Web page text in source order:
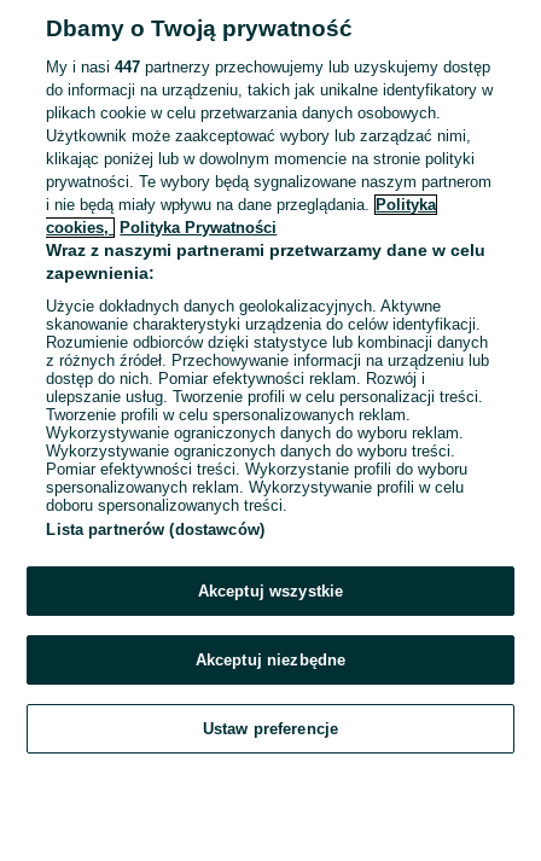
Zemborzyce Wojciechowskie
22 lipca 2026
Nawóz Trawnikowy Barenbrug
BARFERTILE UNIVERSAL -
Letni 20kg
425 zł
446 zł z Pakietem Ochronnym
Zemborzyce Wojciechowskie
22 lipca 2026
1 2 3 ... 6
Zadzwoń / SMS
Szukaj Obserwujesz Dodaj Czat Konto
Dbamy o Twoją prywatność
My i nasi447 partnerzy przechowujemy lub uzyskujemy dostęp
do informacji na urządzeniu, takich jak unikalne identyfikatory w
plikach cookie w celu przetwarzania danych osobowych.
Użytkownik może zaakceptować wybory lub zarządzać nimi,
klikając poniżej lub w dowolnym momencie na stronie polityki
prywatności. Te wybory będą sygnalizowane naszym partnerom
i nie będą miały wpływu na dane przeglądania. Polityka
cookies,
Polityka Prywatności
Wraz z naszymi partnerami przetwarzamy dane w celu
zapewnienia:
Użycie dokładnych danych geolokalizacyjnych. Aktywne
skanowanie charakterystyki urządzenia do celów identyfikacji.
Rozumienie odbiorców dzięki statystyce lub kombinacji danych
z różnych źródeł. Przechowywanie informacji na urządzeniu lub
dostęp do nich. Pomiar efektywności reklam. Rozwój i
ulepszanie usług. Tworzenie profili w celu personalizacji treści.
Tworzenie profili w celu spersonalizowanych reklam.
Wykorzystywanie ograniczonych danych do wyboru reklam.
Wykorzystywanie ograniczonych danych do wyboru treści.
Pomiar efektywności treści. Wykorzystanie profili do wyboru
spersonalizowanych reklam. Wykorzystywanie profili w celu
doboru spersonalizowanych treści.
Lista partnerów (dostawców)
Akceptuj wszystkie
Akceptuj niezbędne
Ustaw preferencje